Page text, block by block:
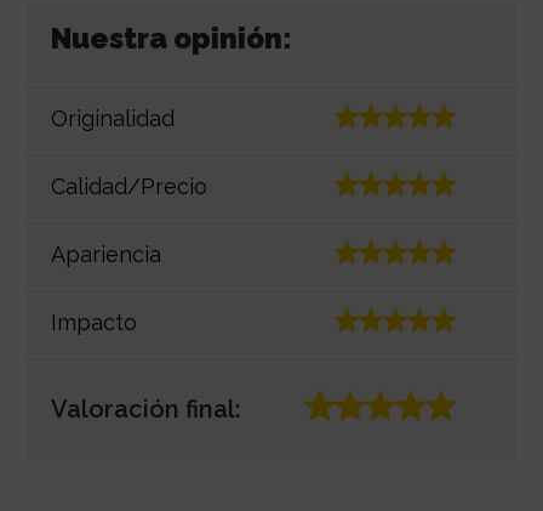
Nuestra opinión:
Originalidad
Calidad/Precio
Apariencia
Impacto
Valoración final: